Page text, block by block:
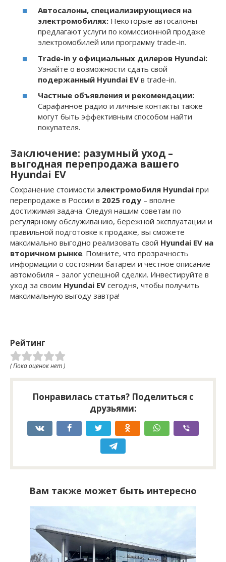
Автосалоны, специализирующиеся на
электромобилях: Некоторые автосалоны
предлагают услуги по комиссионной продаже
электромобилей или программу trade-in.
Trade-in у официальных дилеров Hyundai:
Узнайте о возможности сдать свой
подержанный Hyundai EV в trade-in.
Частные объявления и рекомендации:
Сарафанное радио и личные контакты также
могут быть эффективным способом найти
покупателя.
Заключение: разумный уход –
выгодная перепродажа вашего
Hyundai EV
Сохранение стоимости электромобиля Hyundai при
перепродаже в России в 2025 году – вполне
достижимая задача. Следуя нашим советам по
регулярному обслуживанию, бережной эксплуатации и
правильной подготовке к продаже, вы сможете
максимально выгодно реализовать свой Hyundai EV на
вторичном рынке. Помните, что прозрачность
информации о состоянии батареи и честное описание
автомобиля – залог успешной сделки. Инвестируйте в
уход за своим Hyundai EV сегодня, чтобы получить
максимальную выгоду завтра!
Рейтинг
( Пока оценок нет )
Понравилась статья? Поделиться с
друзьями:
Вам также может быть интересно